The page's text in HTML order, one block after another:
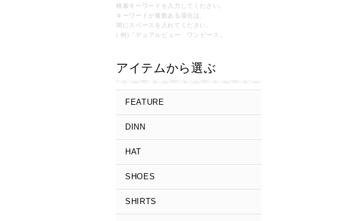
検索キーワードを入力してください。
キーワードが複数ある場合は、
間にスペースを入れてください。
( 例)「デュアルビュー ワンピース」
アイテムから選ぶ
FEATURE
DINN
HAT
SHOES
SHIRTS